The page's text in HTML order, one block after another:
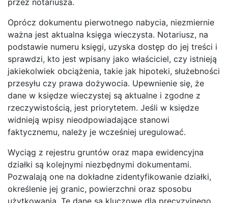
Oprócz dokumentu pierwotnego nabycia, niezmiernie
ważna jest aktualna księga wieczysta. Notariusz, na
podstawie numeru księgi, uzyska dostęp do jej treści i
sprawdzi, kto jest wpisany jako właściciel, czy istnieją
jakiekolwiek obciążenia, takie jak hipoteki, służebności
przesyłu czy prawa dożywocia. Upewnienie się, że
dane w księdze wieczystej są aktualne i zgodne z
rzeczywistością, jest priorytetem. Jeśli w księdze
widnieją wpisy nieodpowiadające stanowi
faktycznemu, należy je wcześniej uregulować.
Wyciąg z rejestru gruntów oraz mapa ewidencyjna
działki są kolejnymi niezbędnymi dokumentami.
Pozwalają one na dokładne zidentyfikowanie działki,
określenie jej granic, powierzchni oraz sposobu
użytkowania. Te dane są kluczowe dla precyzyjnego